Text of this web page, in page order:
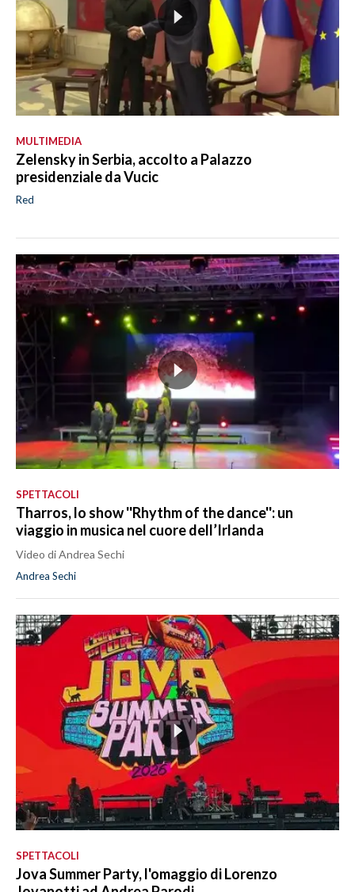
MULTIMEDIA
Zelensky in Serbia, accolto a Palazzo
presidenziale da Vucic
Red
SPETTACOLI
Tharros, lo show ''Rhythm of the dance'': un
viaggio in musica nel cuore dell’Irlanda
Video di Andrea Sechi
Andrea Sechi
SPETTACOLI
Jova Summer Party, l'omaggio di Lorenzo